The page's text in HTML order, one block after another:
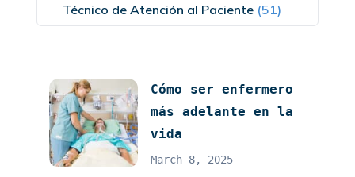
Técnico de Atención al Paciente (51)
Cómo ser enfermero
más adelante en la
vida
March 8, 2025